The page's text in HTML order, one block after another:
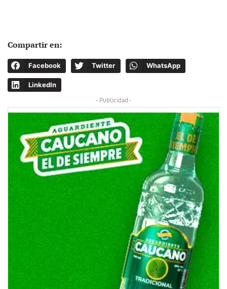
Compartir en:
Facebook Twitter WhatsApp
LinkedIn
- Publicidad -